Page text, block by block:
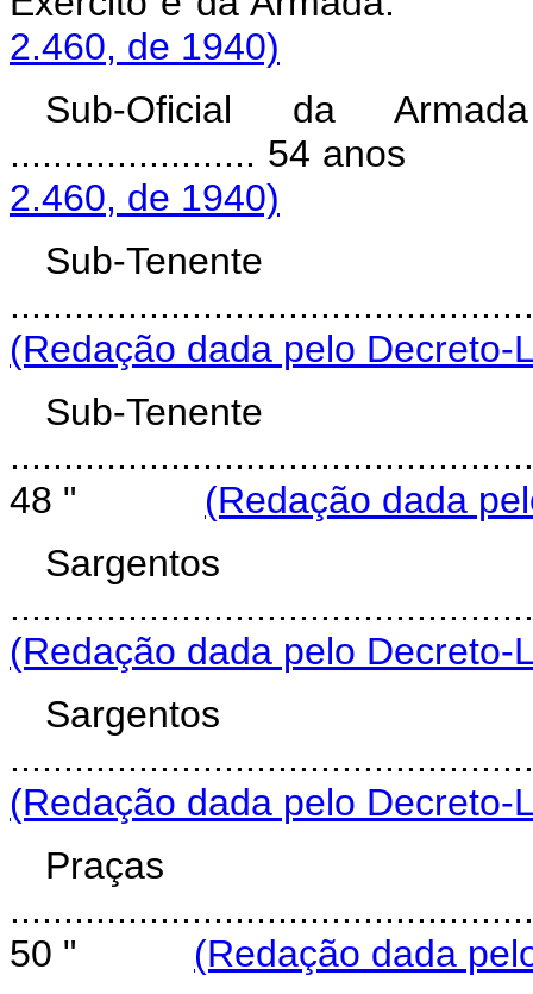
2.460, de 1940)
Sub-Oficial da Armada
....................... 54
2.460, de 1940)
Sub-
(Redação dada pelo Decreto-
Sub-Tenente
48 " (Redação dada
(Redação dada pelo Decreto-
(Redação dada pelo Decreto-
Praças
50 " (Redação dada